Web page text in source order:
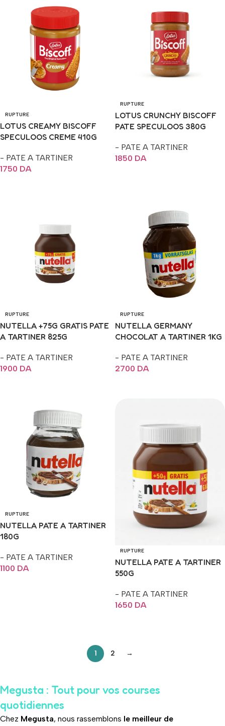
RUPTURE
LOTUS CREAMY BISCOFF
SPECULOOS CREME 410G
- PATE A TARTINER
1750 DA
RUPTURE
LOTUS CRUNCHY BISCOFF
PATE SPECULOOS 380G
- PATE A TARTINER
1850 DA
RUPTURE
NUTELLA +75G GRATIS PATE
A TARTINER 825G
- PATE A TARTINER
1900 DA
RUPTURE
NUTELLA GERMANY
CHOCOLAT A TARTINER 1KG
- PATE A TARTINER
2700 DA
RUPTURE
NUTELLA PATE A TARTINER
180G
- PATE A TARTINER
1100 DA
RUPTURE
NUTELLA PATE A TARTINER
550G
- PATE A TARTINER
1650 DA
1 2 →
Megusta : Tout pour vos courses
quotidiennes
Chez Megusta, nous rassemblons le meilleur de